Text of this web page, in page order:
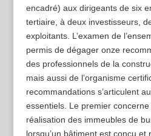
encadré) aux dirigeants de six
tertiaire, à deux investisseurs,
exploitants. L’examen de
permis de dégager onze
des professionnels de la
mais aussi de l’organisme
recommandations s’articulent
essentiels. Le premier
réalisation des immeubles de
lorsqu’un bâtiment est conçu et